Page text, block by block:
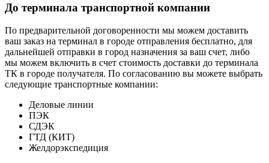
До терминала транспортной компании
По предварительной договоренности мы можем доставить
ваш заказ на терминал в городе отправления бесплатно, для
дальнейшей отправки в город назначения за ваш счет, либо
мы можем включить в счет стоимость доставки до терминала
ТК в городе получателя. По согласованию вы можете выбрать
следующие транспортные компании:
Деловые линии
ПЭК
СДЭК
ГТД (КИТ)
Желдорэкспедиция